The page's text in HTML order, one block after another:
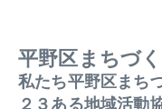
平野区まちづ
私たち平野区まち
２３ある地域活動